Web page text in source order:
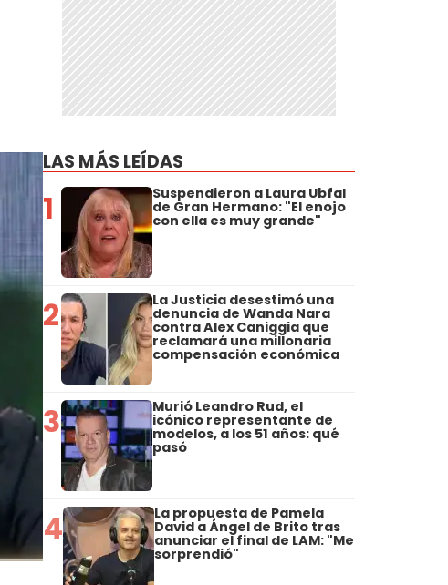
LAS MÁS LEÍDAS
1 Suspendieron a Laura Ubfal
de Gran Hermano: "El enojo
con ella es muy grande"
2 La Justicia desestimó una
denuncia de Wanda Nara
contra Alex Caniggia que
reclamará una millonaria
compensación económica
3 Murió Leandro Rud, el
icónico representante de
modelos, a los 51 años: qué
pasó
4 La propuesta de Pamela
David a Ángel de Brito tras
anunciar el final de LAM: "Me
sorprendió"